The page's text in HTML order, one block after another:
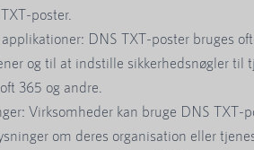
poster.
DNS TXT-poster bruges
og til at indstille sikkerhedsnøgler til
365 og andre.
Virksomheder kan bruge DNS TXT-
om deres organisation eller